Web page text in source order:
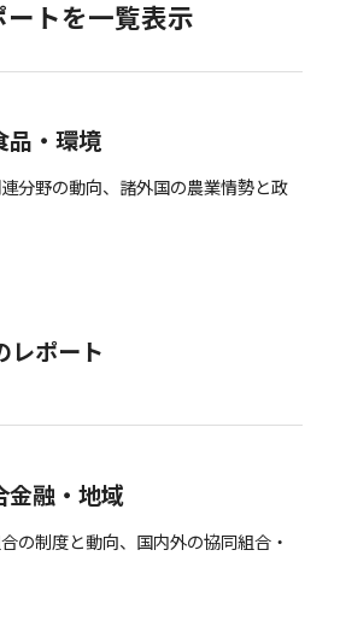
トを一覧表示
品・環境
分野の動向、諸外国の農業情勢と政
レポート
金融・地域
の制度と動向、国内外の協同組合・